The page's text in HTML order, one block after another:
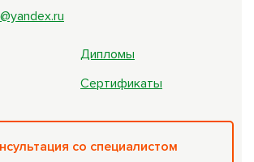
Дипломы
Сертификаты
со специалистом